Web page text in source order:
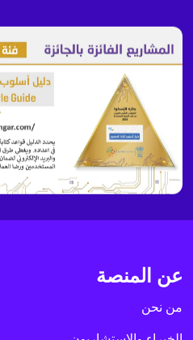
عن المنصة
من نحن